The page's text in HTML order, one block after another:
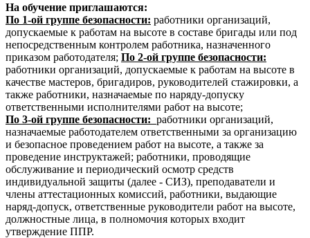
На обучение приглашаются:
По 1-ой группе безопасности: работники организаций,
допускаемые к работам на высоте в составе бригады или под
непосредственным контролем работника, назначенного
приказом работодателя; По 2-ой группе безопасности:
работники организаций, допускаемые к работам на высоте в
качестве мастеров, бригадиров, руководителей стажировки, а
также работники, назначаемые по наряду-допуску
ответственными исполнителями работ на высоте;
По 3-ой группе безопасности: работники организаций,
назначаемые работодателем ответственными за организацию
и безопасное проведением работ на высоте, а также за
проведение инструктажей; работники, проводящие
обслуживание и периодический осмотр средств
индивидуальной защиты (далее - СИЗ), преподаватели и
члены аттестационных комиссий, работники, выдающие
наряд-допуск, ответственные руководители работ на высоте,
должностные лица, в полномочия которых входит
утверждение ППР.